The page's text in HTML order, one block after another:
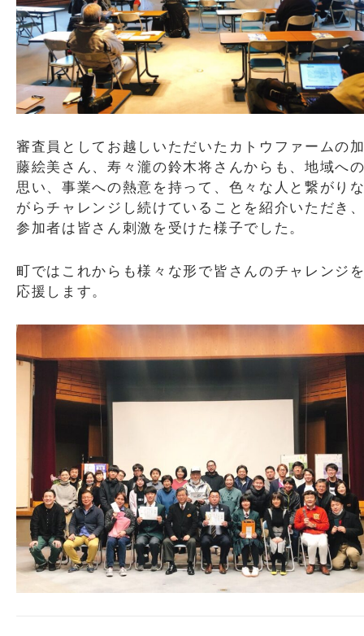
審査員としてお越しいただいたカトウファームの
藤絵美さん、寿々瀧の鈴木将さんからも、地域へ
思い、事業への熱意を持って、色々な人と繋がり
がらチャレンジし続けていることを紹介いただき
参加者は皆さん刺激を受けた様子でした。
町ではこれからも様々な形で皆さんのチャレンジ
応援します。